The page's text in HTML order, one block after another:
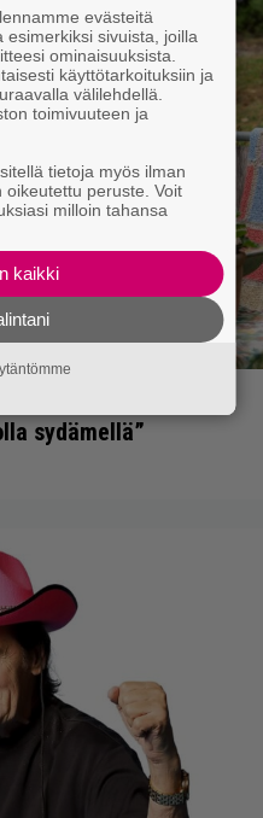
elokuva
sydämellä”
evästeitä
esimerkiksi sivuista, joilla
ominaisuuksista.
käyttötarkoituksiin ja
välilehdellä.
toimivuuteen ja
tietoja myös ilman
oikeutettu peruste. Voit
milloin tahansa
kaikki